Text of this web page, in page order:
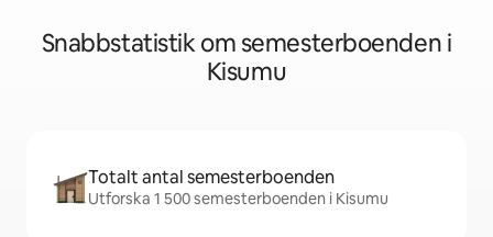
Snabbstatistik om semesterboenden i
Kisumu
Totalt antal semesterboenden
Utforska 1 500 semesterboenden i Kisumu